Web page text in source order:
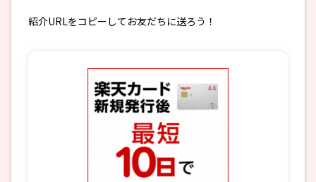
紹介URLをコピーしてお友だちに送ろう！